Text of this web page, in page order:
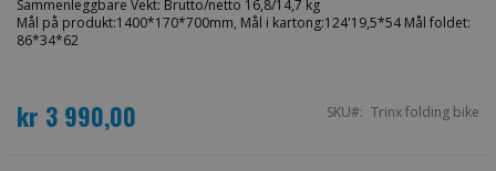
Sammenleggbare Vekt: Brutto/netto 16,8/14,7 kg
Mål på produkt:1400*170*700mm, Mål i kartong:124'19,5*54 Mål foldet:
86*34*62
kr 3 990,00 SKU Trinx folding bike